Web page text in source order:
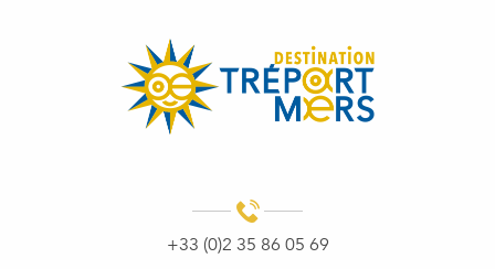
+33 (0)2 35 86 05 69